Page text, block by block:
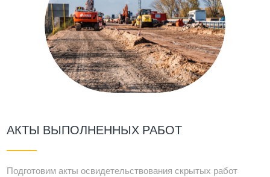
АКТЫ ВЫПОЛНЕННЫХ РАБОТ
Подготовим акты освидетельствования скрытых работ